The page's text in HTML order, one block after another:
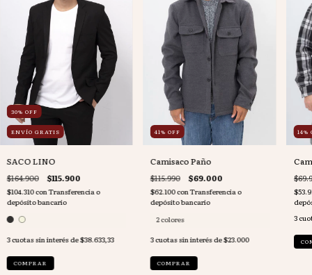
30% OFF
ENVÍO GRATIS
SACO LINO
$164.900 $115.900
$104.310conTransferencia o
depósito bancario
3cuotas sin interés de$38.633,33
COMPRAR
41% OFF
Camisaco Paño
$115.990 $69.000
$62.100conTransferencia o
depósito bancario
2 colores
3cuotas sin interés de$23.000
COMPRAR
14%
3